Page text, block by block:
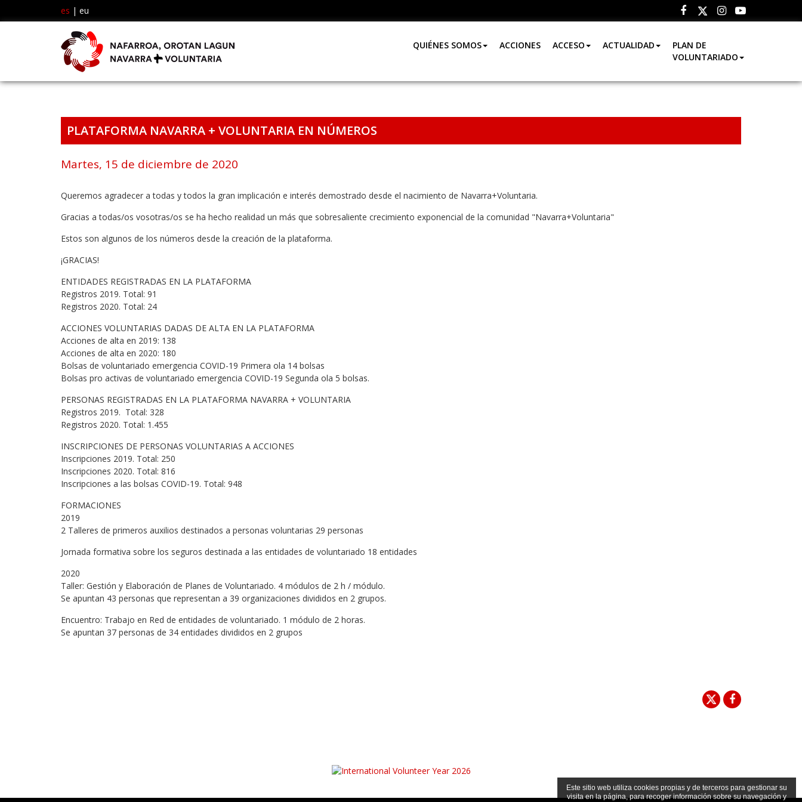
Este sitio web utiliza cookies propias y de terceros para gestionar su
visita en la página, para recoger información sobre su navegación y
es | eu
Facebook
Twitter
Instagram
Youtube
QUIÉNES SOMOS ACCIONES ACCESO ACTUALIDAD
PLAN DE
VOLUNTARIADO
PLATAFORMA NAVARRA + VOLUNTARIA EN NÚMEROS
Martes, 15 de diciembre de 2020
Queremos agradecer a todas y todos la gran implicación e interés demostrado desde el nacimiento de Navarra+Voluntaria.
Gracias a todas/os vosotras/os se ha hecho realidad un más que sobresaliente crecimiento exponencial de la comunidad "Navarra+Voluntaria"
Estos son algunos de los números desde la creación de la plataforma.
¡GRACIAS!
ENTIDADES REGISTRADAS EN LA PLATAFORMA
Registros 2019. Total: 91
Registros 2020. Total: 24
ACCIONES VOLUNTARIAS DADAS DE ALTA EN LA PLATAFORMA
Acciones de alta en 2019: 138
Acciones de alta en 2020: 180
Bolsas de voluntariado emergencia COVID-19 Primera ola 14 bolsas
Bolsas pro activas de voluntariado emergencia COVID-19 Segunda ola 5 bolsas.
PERSONAS REGISTRADAS EN LA PLATAFORMA NAVARRA + VOLUNTARIA
Registros 2019. Total: 328
Registros 2020. Total: 1.455
INSCRIPCIONES DE PERSONAS VOLUNTARIAS A ACCIONES
Inscripciones 2019. Total: 250
Inscripciones 2020. Total: 816
Inscripciones a las bolsas COVID-19. Total: 948
FORMACIONES
2019
2 Talleres de primeros auxilios destinados a personas voluntarias 29 personas
Jornada formativa sobre los seguros destinada a las entidades de voluntariado 18 entidades
2020
Taller: Gestión y Elaboración de Planes de Voluntariado. 4 módulos de 2 h / módulo.
Se apuntan 43 personas que representan a 39 organizaciones divididos en 2 grupos.
Encuentro: Trabajo en Red de entidades de voluntariado. 1 módulo de 2 horas.
Se apuntan 37 personas de 34 entidades divididos en 2 grupos